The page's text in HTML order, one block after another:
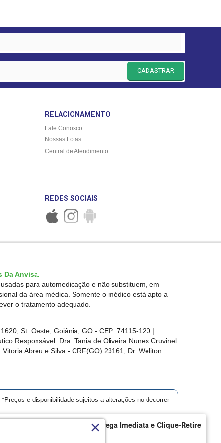
Modelo | Goiânia | Entrega Imediata e Clique-Retire
CADASTRAR
RELACIONAMENTO
Fale Conosco
Nossas Lojas
Central de Atendimento
REDES SOCIAIS
Da Anvisa.
para automedicação e não substituem, em
da área médica. Somente o médico está apto a
o tratamento adequado.
St. Oeste, Goiânia, GO - CEP: 74115-120 |
Responsável: Dra. Tania de Oliveira Nunes Cruvinel
Abreu e Silva - CRF(GO) 23161; Dr. Weliton
e disponibilidade sujeitos a alterações no decorrer
×